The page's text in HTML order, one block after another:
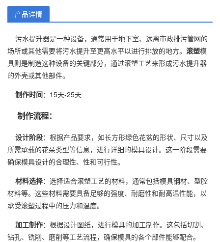
产品详情
污水提升器是一种设备，通常用于地下室、远离市政排污管网的
场所或其他需要将污水提升至更高水平以进行排放的地方。 滚塑模
具则是制造这种设备的关键部分，通过滚塑工艺来形成污水提升器
的外壳或其他部件。
制作时间：15天-25天
制作流程：
设计阶段：根据产品要求，如长方形绿色花盆的形状、尺寸以及
所需承载的花朵类型等信息，进行详细的模具设计。这一阶段需要
确保模具设计的合理性、性和可行性。
材料选择：选择适合滚塑工艺的材料，通常包括模具钢材、型腔
材料等。这些材料需要具备足够的强度、耐磨性和耐高温性能，以
承受滚塑过程中的压力和温度。
加工制作：根据设计图纸，进行模具的加工制作。这包括切割、
钻孔、铣削、磨削等工艺流程，确保模具的各个部件能够配合。